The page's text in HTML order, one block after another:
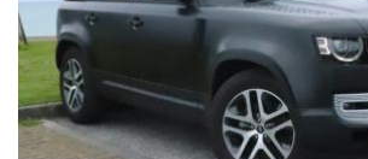
記念日や撮影、リゾート滞在、ビジネス送迎
な時間にふさわしいラグジュアリーSUVです
カーでは、ただの移動ではなく、“体験”を提
て、あなたの物語に寄り添います。 白の洗練と黒の力強さが融合
したこの一台が、あなたの人生の特別な瞬間
ってくれることでしょう。